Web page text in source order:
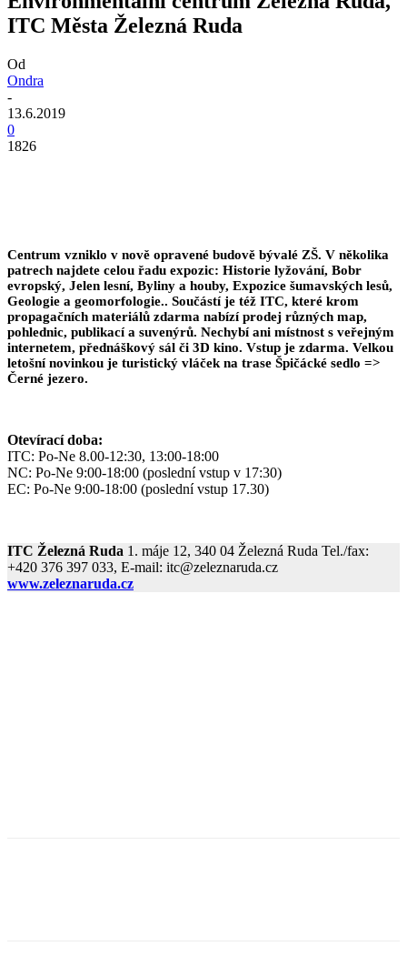
ITC Města Železná Ruda
Od
Ondra
-
13.6.2019
0
1826
Centrum vzniklo v nově opravené budově bývalé ZŠ. V několika
patrech najdete celou řadu expozic: Historie lyžování, Bobr
evropský, Jelen lesní, Byliny a houby, Expozice šumavských lesů,
Geologie a geomorfologie.. Součástí je též ITC, které krom
propagačních materiálů zdarma nabízí prodej různých map,
pohlednic, publikací a suvenýrů. Nechybí ani místnost s veřejným
internetem, přednáškový sál či 3D kino. Vstup je zdarma. Velkou
letošní novinkou je turistický vláček na trase Špičácké sedlo =>
Černé jezero.
Otevírací doba:
ITC: Po-Ne 8.00-12:30, 13:00-18:00
NC: Po-Ne 9:00-18:00 (poslední vstup v 17:30)
EC: Po-Ne 9:00-18:00 (poslední vstup 17.30)
ITC Železná Ruda 1. máje 12, 340 04 Železná Ruda Tel./fax:
+420 376 397 033, E-mail: itc@zeleznaruda.cz
www.zeleznaruda.cz